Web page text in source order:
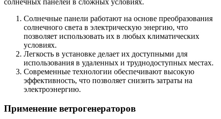
солнечных панелей в сложных условиях.
Солнечные панели работают на основе преобразования
солнечного света в электрическую энергию, что
позволяет использовать их в любых климатических
условиях.
Легкость в установке делает их доступными для
использования в удаленных и труднодоступных местах.
Современные технологии обеспечивают высокую
эффективность, что позволяет снизить затраты на
электроэнергию.
Применение ветрогенераторов